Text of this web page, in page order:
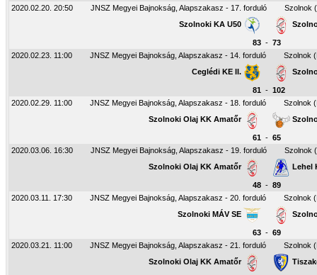
2020.02.20. 20:50
JNSZ Megyei Bajnokság, Alapszakasz - 17. forduló
Szolnok
Szolnoki KA U50
83 - 73
2020.02.23. 11:00
JNSZ Megyei Bajnokság, Alapszakasz - 14. forduló
Szolnok
Ceglédi KE II.
81 - 102
2020.02.29. 11:00
JNSZ Megyei Bajnokság, Alapszakasz - 18. forduló
Szolnok
Szolnoki Olaj KK Amatőr
61 - 65
2020.03.06. 16:30
JNSZ Megyei Bajnokság, Alapszakasz - 19. forduló
Szolnok
Szolnoki Olaj KK Amatőr
Lehel
48 - 89
2020.03.11. 17:30
JNSZ Megyei Bajnokság, Alapszakasz - 20. forduló
Szolnok
Szolnoki MÁV SE
63 - 69
2020.03.21. 11:00
JNSZ Megyei Bajnokság, Alapszakasz - 21. forduló
Szolnok
Szolnoki Olaj KK Amatőr